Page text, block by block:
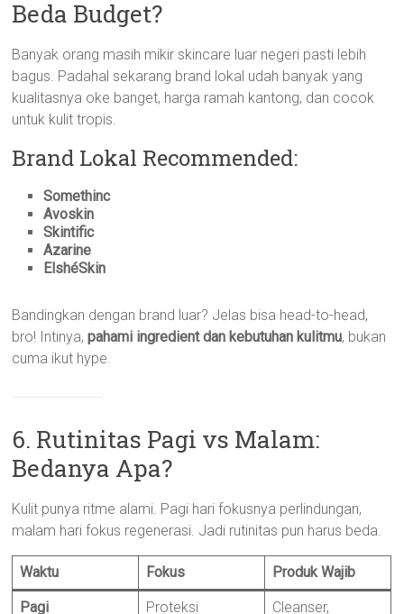
Beda Budget?
Banyak orang masih mikir skincare luar negeri pasti lebih
bagus. Padahal sekarang brand lokal udah banyak yang
kualitasnya oke banget, harga ramah kantong, dan cocok
untuk kulit tropis.
Brand Lokal Recommended:
Somethinc
Avoskin
Skintific
Azarine
ElshéSkin
Bandingkan dengan brand luar? Jelas bisa head-to-head,
bro! Intinya,pahami ingredient dan kebutuhan kulitmu, bukan
cuma ikut hype.
6. Rutinitas Pagi vs Malam:
Bedanya Apa?
Kulit punya ritme alami. Pagi hari fokusnya perlindungan,
malam hari fokus regenerasi. Jadi rutinitas pun harus beda.
Waktu Fokus Produk Wajib
Pagi Proteksi
Cleanser,